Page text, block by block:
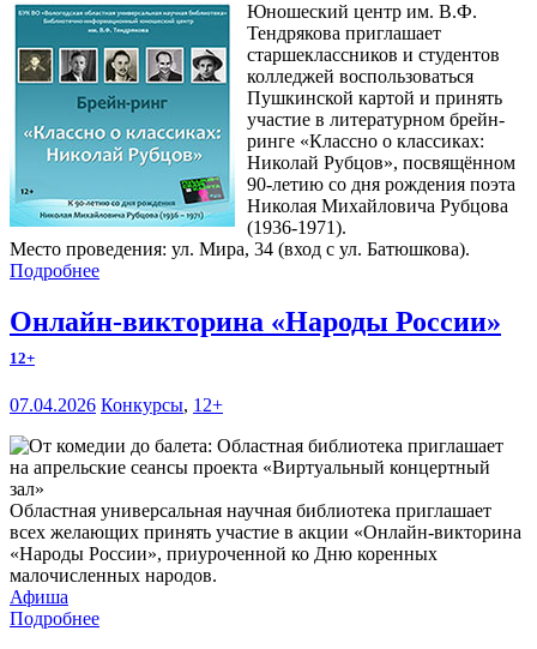
Юношеский центр им. В.Ф.
Тендрякова приглашает
старшеклассников и студентов
колледжей воспользоваться
Пушкинской картой и принять
участие в литературном брейн-
ринге «Классно о классиках:
Николай Рубцов», посвящённом
90-летию со дня рождения поэта
Николая Михайловича Рубцова
(1936-1971).
Место проведения: ул. Мира, 34 (вход с ул. Батюшкова).
Подробнее
Онлайн-викторина «Народы России»
12+
07.04.2026 Конкурсы, 12+
Областная универсальная научная библиотека приглашает
всех желающих принять участие в акции «Онлайн-викторина
«Народы России», приуроченной ко Дню коренных
малочисленных народов.
Афиша
Подробнее